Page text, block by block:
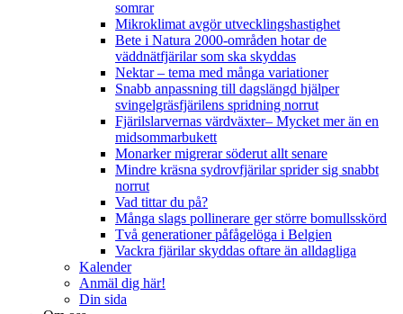
somrar
Mikroklimat avgör utvecklingshastighet
Bete i Natura 2000-områden hotar de
väddnätfjärilar som ska skyddas
Nektar – tema med många variationer
Snabb anpassning till dagslängd hjälper
svingelgräsfjärilens spridning norrut
Fjärilslarvernas värdväxter– Mycket mer än en
midsommarbukett
Monarker migrerar söderut allt senare
Mindre kräsna sydrovfjärilar sprider sig snabbt
norrut
Vad tittar du på?
Många slags pollinerare ger större bomullsskörd
Två generationer påfågelöga i Belgien
Vackra fjärilar skyddas oftare än alldagliga
Kalender
Anmäl dig här!
Din sida